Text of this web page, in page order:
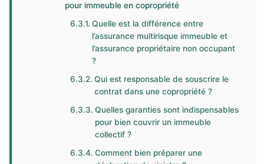
pour immeuble en copropriété
Quelle est la différence entre
l’assurance multirisque immeuble et
l’assurance propriétaire non occupant
?
Qui est responsable de souscrire le
contrat dans une copropriété ?
Quelles garanties sont indispensables
pour bien couvrir un immeuble
collectif ?
Comment bien préparer une